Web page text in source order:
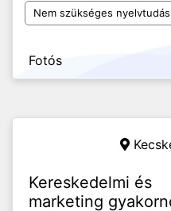
Nem szükséges nyelvtudás
Fotós
Kereskedelmi és
marketing